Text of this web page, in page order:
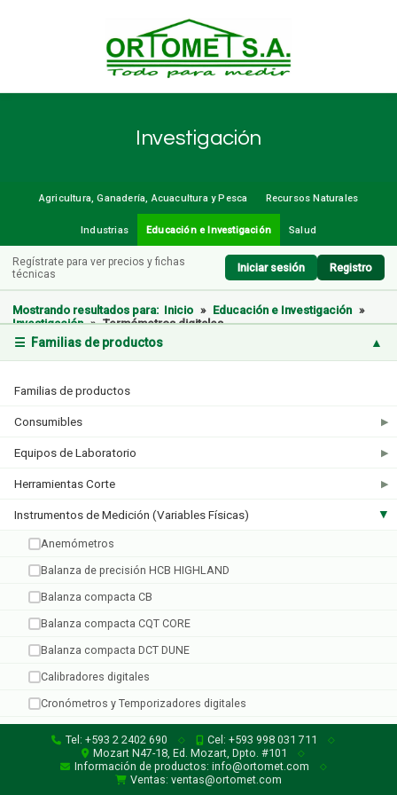
Investigación
Agricultura, Ganadería, Acuacultura y Pesca Recursos Naturales
Industrias Educación e Investigación Salud
Regístrate para ver precios y fichas
técnicas
Iniciar sesión Registro
☰ Familias de productos ▲
Familias de productos
Consumibles ▶
Equipos de Laboratorio ▶
Herramientas Corte ▶
Instrumentos de Medición (Variables Físicas) ▶
Anemómetros
Balanza de precisión HCB HIGHLAND
Balanza compacta CB
Balanza compacta CQT CORE
Balanza compacta DCT DUNE
Calibradores digitales
Cronómetros y Temporizadores digitales
Espectrofotómetros
Mostrando resultados para: Inicio » Educación e Investigación »
Investigación » Termómetros digitales
2 productos
Supco
1 producto
Tel: +593 2 2402 690 ◇ Cel: +593 998 031 711 ◇
Mozart N47-18, Ed. Mozart, Dpto. #101 ◇
Información de productos: info@ortomet.com ◇
Ventas: ventas@ortomet.com